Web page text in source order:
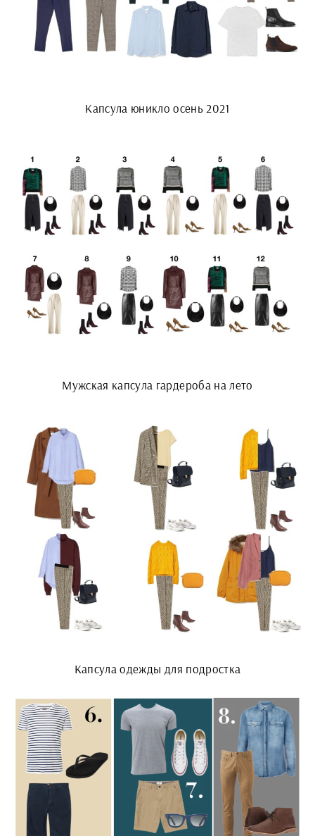
Капсула юникло осень 2021
Мужская капсула гардероба на лето
Капсула одежды для подростка